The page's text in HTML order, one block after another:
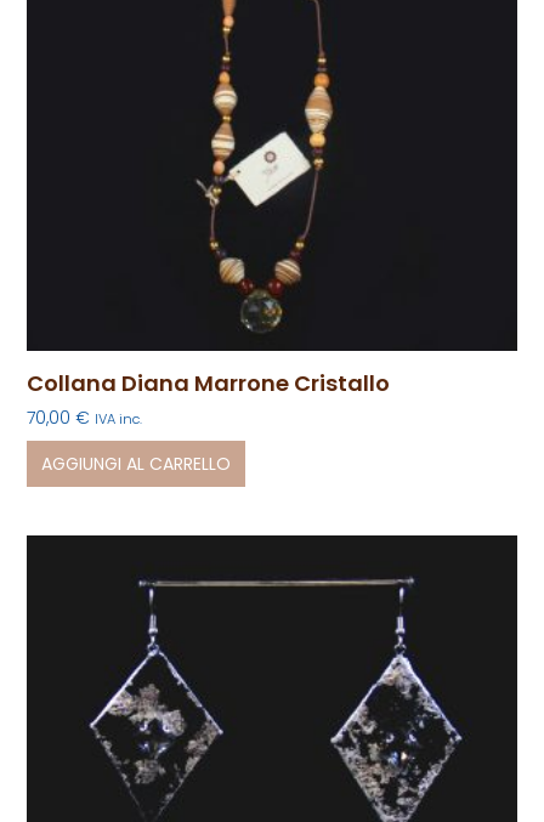
Collana Diana Marrone Cristallo
70,00€ IVA inc.
AGGIUNGI AL CARRELLO